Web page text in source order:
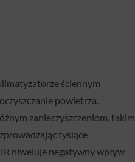
ściennym
powietrza.
zanieczyszczeniom, takim
tysiące
niweluje negatywny wpływ